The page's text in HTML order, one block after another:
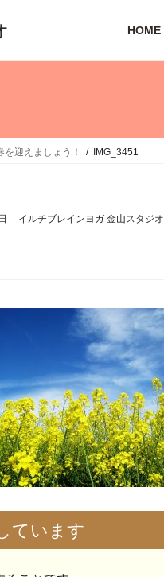
HOME
迎えましょう！ IMG_3451
イルチブレインヨガ 金山スタジオ
ています